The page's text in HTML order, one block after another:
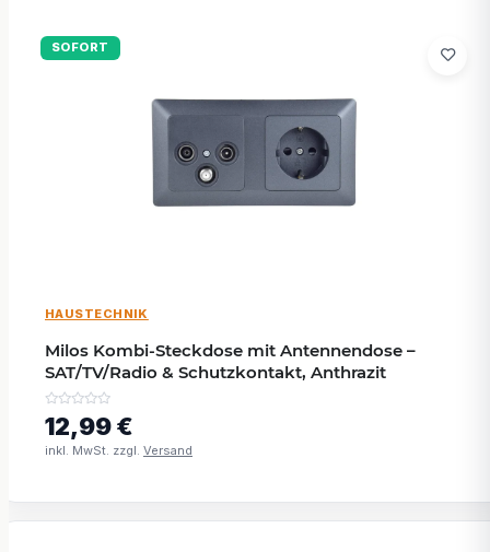
SOFORT
HAUSTECHNIK
Milos Kombi-Steckdose mit Antennendose –
SAT/TV/Radio & Schutzkontakt, Anthrazit
12,99 €
inkl. MwSt. zzgl. Versand